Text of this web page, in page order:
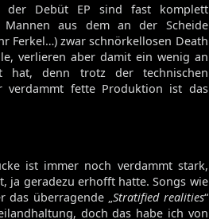
der Debüt EP sind fast komplett
Mannen aus dem an der Scheide
Ferkel…) zwar schnörkellosen Death
verlieren aber damit ein wenig an
hat, denn trotz der technischen
verdammt fette Produktion ist das
ist immer noch verdammt stark,
ja geradezu erhofft hatte. Songs wie
das überragende „Stratified realities“
doch das habe ich von
Satan's Host
Damien
Bitch
Elixir